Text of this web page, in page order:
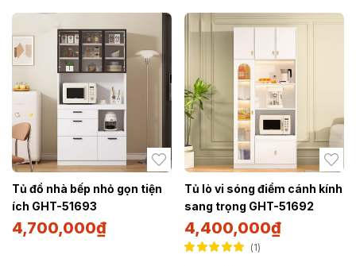
5.005 sao
5.005 sao
Tủ đồ nhà bếp nhỏ gọn tiện
ích GHT-51693
4,700,000₫
Tủ lò vi sóng điểm cánh kính
sang trọng GHT-51692
4,400,000₫
1